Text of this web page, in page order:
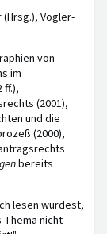
Vogler-
von
im
ff.),
(2001),
und die
(2000),
bereits
lesen würdest,
nicht